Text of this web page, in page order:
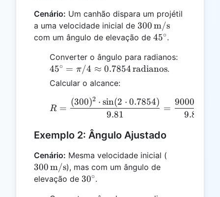
Cenário: Um canhão dispara um projétil
a uma velocidade inicial de 300 \,
\text{m/s}
300m/s
com um ângulo de elevação de 45^\circ
45∘.
Converter o ângulo para radianos:
45∘ = π/4 ≈ 0.7854 radianos.
Calcular o alcance:
R = \frac{(300)^2
R =
9.81
(300)2 ⋅ sin(2 ⋅ 0.7854)
=
9.81
90000
Exemplo 2: Ângulo Ajustado
Cenário: Mesma velocidade inicial (
300m/s), mas com um ângulo de
elevação de 30^\circ
30∘.